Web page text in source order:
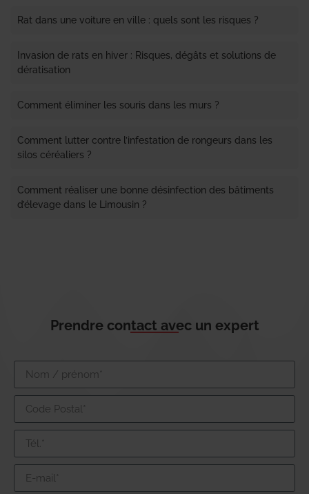
Rat dans une voiture en ville : quels sont les risques ?
Invasion de rats en hiver : Risques, dégâts et solutions de
dératisation
Comment éliminer les souris dans les murs ?
Comment lutter contre l’infestation de rongeurs dans les
silos céréaliers ?
Comment réaliser une bonne désinfection des bâtiments
d’élevage dans le Limousin ?
Prendre contact avec un expert